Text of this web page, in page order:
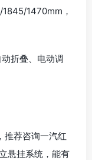
1470mm，
折叠、电动调
推荐咨询一汽红
悬挂系统，能有